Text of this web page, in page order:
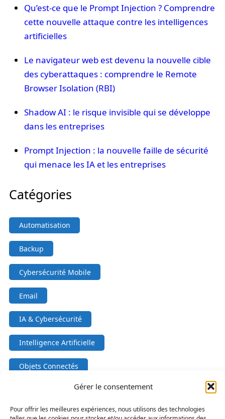
Gérer le consentement
Pour offrir les meilleures expériences, nous utilisons des technologies
Qu’est-ce que le Prompt Injection ? Comprendre
cette nouvelle attaque contre les intelligences
artificielles
Le navigateur web est devenu la nouvelle cible
des cyberattaques : comprendre le Remote
Browser Isolation (RBI)
Shadow AI : le risque invisible qui se développe
dans les entreprises
Prompt Injection : la nouvelle faille de sécurité
qui menace les IA et les entreprises
Catégories
Automatisation
Backup
Cybersécurité Mobile
Email
IA & Cybersécurité
Intelligence Artificielle
Objets Connectés
Power Automate